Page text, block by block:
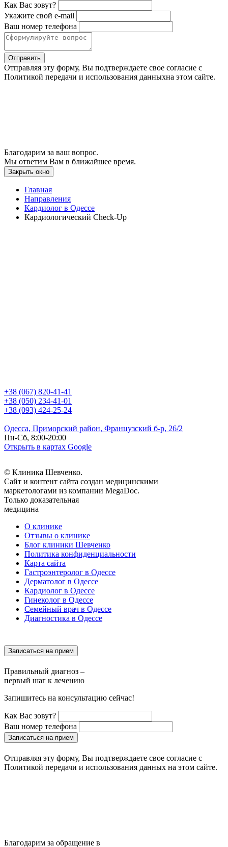
Как Вас зовут?
Укажите свой e-mail
Ваш номер телефона
Отправить
Отправляя эту форму, Вы подтверждаете свое согласие с
Политикой передачи и использования данныхна этом сайте.
Благодарим за ваш вопрос.
Мы ответим Вам в ближайшее время.
Закрыть окно
Главная
Направления
Кардиолог в Одессе
Кардиологический Check-Up
+38 (067) 820-41-41
+38 (050) 234-41-01
+38 (093) 424-25-24
Одесса, Приморский район, Французский б-р, 26/2
Пн-Сб, 8:00-20:00
Открыть в картах Google
© Клиника Шевченко.
Сайт и контент сайта создан медицинскими
маркетологами из компании MegaDoc.
Только доказательная
медицина
О клинике
Отзывы о клинике
Блог клиники Шевченко
Политика конфиденциальности
Карта сайта
Гастроэнтеролог в Одессе
Дерматолог в Одессе
Кардиолог в Одессе
Гинеколог в Одессе
Семейный врач в Одессе
Диагностика в Одессе
Записаться на прием
Правильный диагноз –
первый шаг к лечению
Запишитесь на консультацию сейчас!
Как Вас зовут?
Ваш номер телефона
Записаться на прием
Отправляя эту форму, Вы подтверждаете свое согласие с
Политикой передачи и использования данных на этом сайте.
Благодарим за обращение в